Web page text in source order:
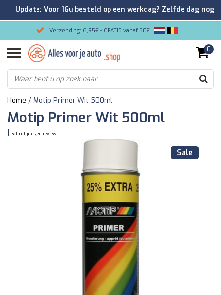
Verzending: 6,95€ - GRATIS vanaf 50€
Gemakkelijk bestellen/Veilig betalen
9.2/10 Klantenrating via Kiyoh!
0
Home / Motip Primer Wit 500ml
Motip Primer Wit 500ml
Schrijf je eigen review
Sale
Update: Voor 16u besteld op een werkdag? Zelfde dag nog
verzonden!